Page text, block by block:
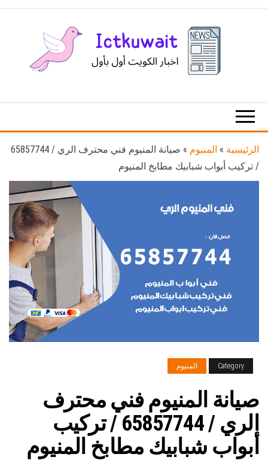
الكويت
الرئيسية » المنيوم »
صيانة المنيوم فني محترف الري / 65857744
/ تركيب أبواب شبابيك مطابخ المنيوم
Category المنيوم
صيانة المنيوم فني محترف
الري / 65857744 / تركيب
أبواب شبابيك مطابخ المنيوم